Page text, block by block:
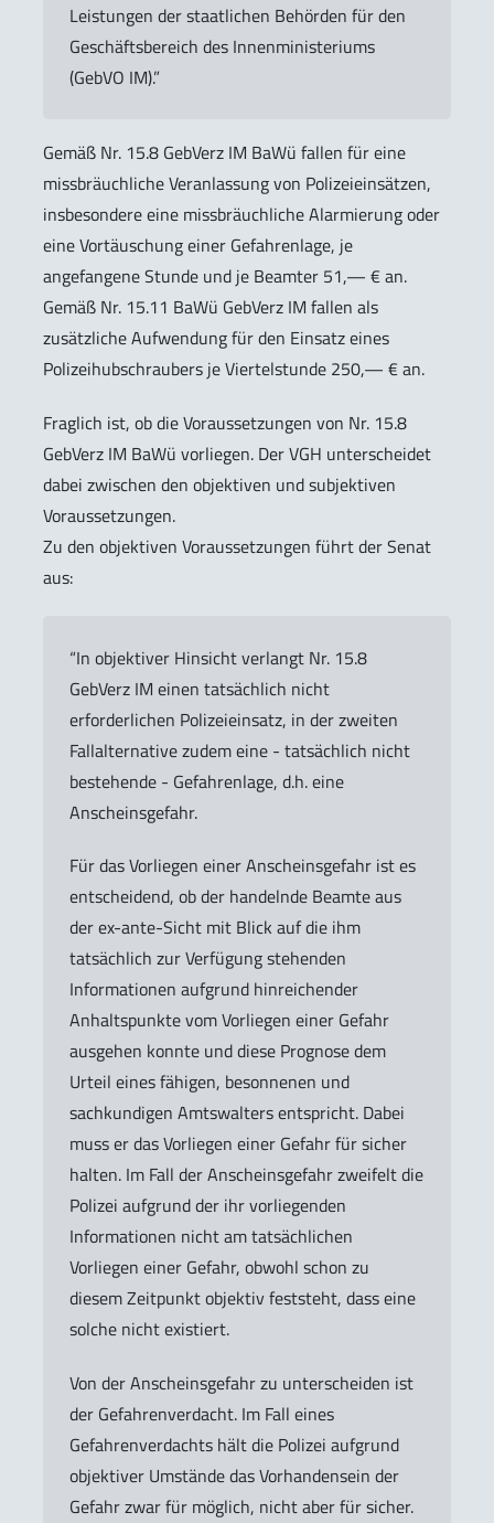
Leistungen der staatlichen Behörden für den
Geschäftsbereich des Innenministeriums
(GebVO IM).”
Gemäß Nr. 15.8 GebVerz IM BaWü fallen für eine
missbräuchliche Veranlassung von Polizeieinsätzen,
insbesondere eine missbräuchliche Alarmierung oder
eine Vortäuschung einer Gefahrenlage, je
angefangene Stunde und je Beamter 51,— € an.
Gemäß Nr. 15.11 BaWü GebVerz IM fallen als
zusätzliche Aufwendung für den Einsatz eines
Polizeihubschraubers je Viertelstunde 250,— € an.
Fraglich ist, ob die Voraussetzungen von Nr. 15.8
GebVerz IM BaWü vorliegen. Der VGH unterscheidet
dabei zwischen den objektiven und subjektiven
Voraussetzungen.
Zu den objektiven Voraussetzungen führt der Senat
aus:
“In objektiver Hinsicht verlangt Nr. 15.8
GebVerz IM einen tatsächlich nicht
erforderlichen Polizeieinsatz, in der zweiten
Fallalternative zudem eine - tatsächlich nicht
bestehende - Gefahrenlage, d.h. eine
Anscheinsgefahr.
Für das Vorliegen einer Anscheinsgefahr ist es
entscheidend, ob der handelnde Beamte aus
der ex-ante-Sicht mit Blick auf die ihm
tatsächlich zur Verfügung stehenden
Informationen aufgrund hinreichender
Anhaltspunkte vom Vorliegen einer Gefahr
ausgehen konnte und diese Prognose dem
Urteil eines fähigen, besonnenen und
sachkundigen Amtswalters entspricht. Dabei
muss er das Vorliegen einer Gefahr für sicher
halten. Im Fall der Anscheinsgefahr zweifelt die
Polizei aufgrund der ihr vorliegenden
Informationen nicht am tatsächlichen
Vorliegen einer Gefahr, obwohl schon zu
diesem Zeitpunkt objektiv feststeht, dass eine
solche nicht existiert.
Von der Anscheinsgefahr zu unterscheiden ist
der Gefahrenverdacht. Im Fall eines
Gefahrenverdachts hält die Polizei aufgrund
objektiver Umstände das Vorhandensein der
Gefahr zwar für möglich, nicht aber für sicher.